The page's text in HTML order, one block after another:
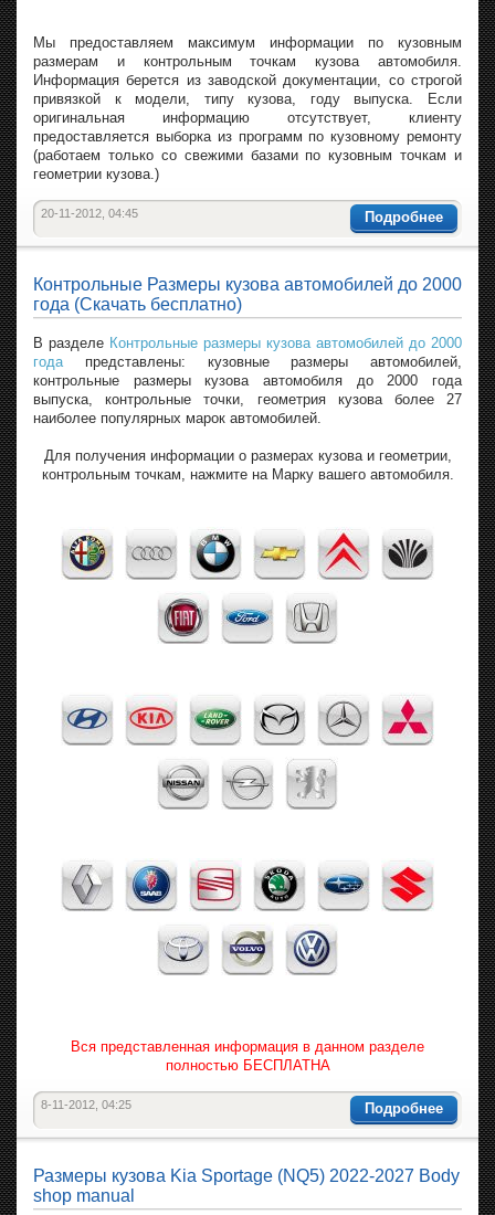
Мы предоставляем максимум информации по кузовным
размерам и контрольным точкам кузова автомобиля.
Информация берется из заводской документации, со строгой
привязкой к модели, типу кузова, году выпуска. Если
оригинальная информацию отсутствует, клиенту
предоставляется выборка из программ по кузовному ремонту
(работаем только со свежими базами по кузовным точкам и
геометрии кузова.)
Подробнее
20-11-2012, 04:45
Контрольные Размеры кузова автомобилей до 2000
года (Скачать бесплатно)
В разделе Контрольные размеры кузова автомобилей до 2000
года представлены: кузовные размеры автомобилей,
контрольные размеры кузова автомобиля до 2000 года
выпуска, контрольные точки, геометрия кузова более 27
наиболее популярных марок автомобилей.
Для получения информации о размерах кузова и геометрии,
контрольным точкам, нажмите на Марку вашего автомобиля.
Вся представленная информация в данном разделе
полностью БЕСПЛАТНА
Подробнее
8-11-2012, 04:25
Размеры кузова Kia Sportage (NQ5) 2022-2027 Body
shop manual